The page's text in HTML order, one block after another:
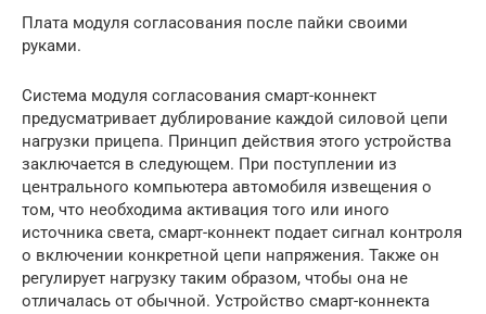
Плата модуля согласования после пайки своими
руками.
Система модуля согласования смарт-коннект
предусматривает дублирование каждой силовой цепи
нагрузки прицепа. Принцип действия этого устройства
заключается в следующем. При поступлении из
центрального компьютера автомобиля извещения о
том, что необходима активация того или иного
источника света, смарт-коннект подает сигнал контроля
о включении конкретной цепи напряжения. Также он
регулирует нагрузку таким образом, чтобы она не
отличалась от обычной. Устройство смарт-коннекта